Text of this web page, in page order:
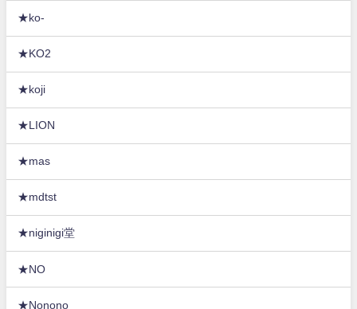
★ko-
★KO2
★koji
★LION
★mas
★mdtst
★niginigi堂
★NO
★Nonono